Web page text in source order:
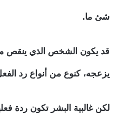
شئ ما.
قد يكون الشخص الذي ينقص
يزعجه، كنوع من أنواع رد
لكن غالبية البشر تكون ردة